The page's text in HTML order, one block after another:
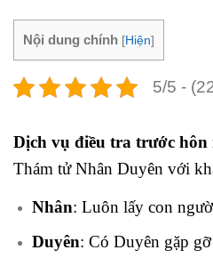
Nội dung chính [Hiện]
5/5 -
Dịch vụ điều tra trước hôn
Thám tử Nhân Duyên với
Nhân: Luôn lấy con
Duyên: Có Duyên gặp